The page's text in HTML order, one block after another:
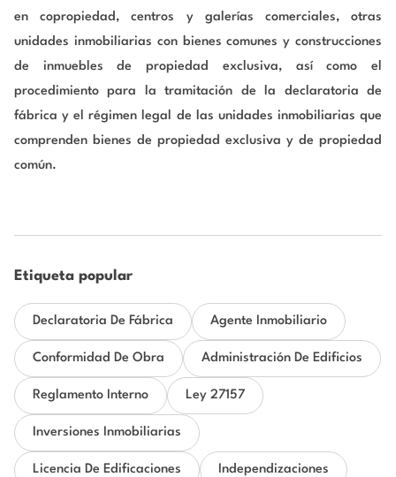
en copropiedad, centros y galerías comerciales, otras
unidades inmobiliarias con bienes comunes y construcciones
de inmuebles de propiedad exclusiva, así como el
procedimiento para la tramitación de la declaratoria de
fábrica y el régimen legal de las unidades inmobiliarias que
comprenden bienes de propiedad exclusiva y de propiedad
común.
Etiqueta popular
Declaratoria De Fábrica Agente Inmobiliario
Conformidad De Obra Administración De Edificios
Reglamento Interno Ley 27157
Inversiones Inmobiliarias
Licencia De Edificaciones Independizaciones